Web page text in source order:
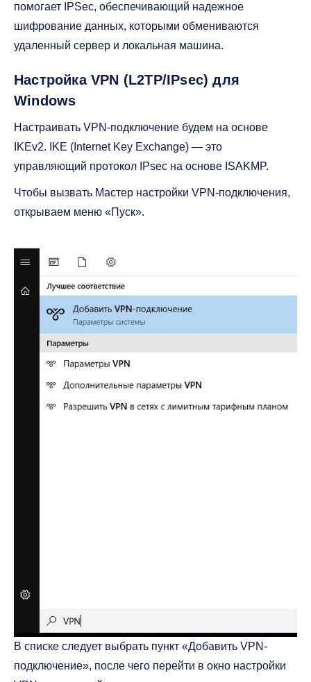
помогает IPSec, обеспечивающий надежное
шифрование данных, которыми обмениваются
удаленный сервер и локальная машина.
Настройка VPN (L2TP/IPsec) для
Windows
Настраивать VPN-подключение будем на основе
IKEv2. IKE (Internet Key Exchange) — это
управляющий протокол IPsec на основе ISAKMP.
Чтобы вызвать Мастер настройки VPN-подключения,
открываем меню «Пуск».
В списке следует выбрать пункт «Добавить VPN-
подключение», после чего перейти в окно настройки